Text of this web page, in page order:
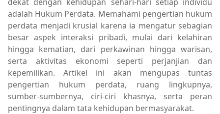
adalah Hukum Perdata. Memahami pengertian hukum
perdata menjadi krusial karena ia mengatur sebagian
besar aspek interaksi pribadi, mulai dari kelahiran
hingga kematian, dari perkawinan hingga warisan,
serta aktivitas ekonomi seperti perjanjian dan
kepemilikan. Artikel ini akan mengupas tuntas
pengertian hukum perdata, ruang lingkupnya,
sumber-sumbernya, ciri-ciri khasnya, serta peran
pentingnya dalam tata kehidupan bermasyarakat.